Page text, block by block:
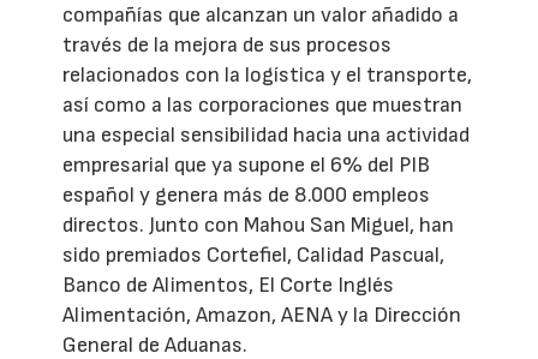
compañías que alcanzan un valor añadido a
través de la mejora de sus procesos
relacionados con la logística y el transporte,
así como a las corporaciones que muestran
una especial sensibilidad hacia una actividad
empresarial que ya supone el 6% del PIB
español y genera más de 8.000 empleos
directos. Junto con Mahou San Miguel, han
sido premiados Cortefiel, Calidad Pascual,
Banco de Alimentos, El Corte Inglés
Alimentación, Amazon, AENA y la Dirección
General de Aduanas.